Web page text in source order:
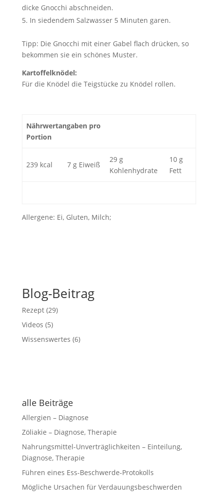
dicke Gnocchi abschneiden.
In siedendem Salzwasser 5 Minuten garen.
Tipp: Die Gnocchi mit einer Gabel flach drücken, so
bekommen sie ein schönes Muster.
Kartoffelknödel:
Für die Knödel die Teigstücke zu Knödel rollen.
Nährwertangaben pro
Portion
239 kcal 7 g Eiweiß
29 g
Kohlenhydrate
10 g
Fett
Allergene: Ei, Gluten, Milch;
Blog-Beitrag
Rezept(29)
Videos (5)
Wissenswertes (6)
alle Beiträge
Allergien – Diagnose
Zöliakie – Diagnose, Therapie
Nahrungsmittel-Unverträglichkeiten – Einteilung,
Diagnose, Therapie
Führen eines Ess-Beschwerde-Protokolls
Mögliche Ursachen für Verdauungsbeschwerden